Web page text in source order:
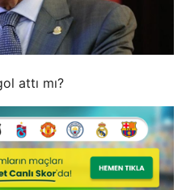
attı mı?